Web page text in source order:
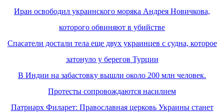
Иран освободил украинского моряка Андрея Новичкова,
которого обвиняют в убийстве
Спасатели достали тела еще двух украинцев с судна, которое
затонуло у берегов Турции
В Индии на забастовку вышли около 200 млн человек.
Протесты сопровождаются насилием
Патриарх Филарет: Православная церковь Украины станет